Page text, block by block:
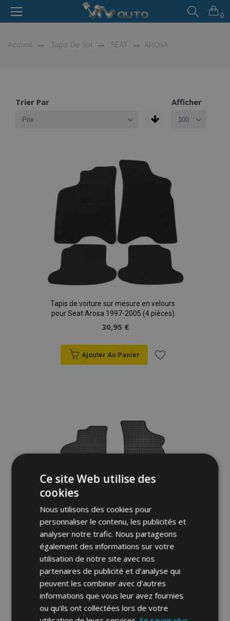
0
Accueil Tapis De Sol SEAT AROSA
Trier Par Afficher
Tapis de voiture sur mesure en velours
pour Seat Arosa 1997-2005 (4 pièces)
30,95 €
Ajouter Au Panier
d'achats
Tapis de voiture pour SEAT AROSA 4 pcs
1997-2005
40,00 €
Ce site Web utilise des
cookies
Nous utilisons des cookies pour
personnaliser le contenu, les publicités et
analyser notre trafic. Nous partageons
également des informations sur votre
utilisation de notre site avec nos
partenaires de publicité et d'analyse qui
peuvent les combiner avec d'autres
informations que vous leur avez fournies
ou qu'ils ont collectées lors de votre